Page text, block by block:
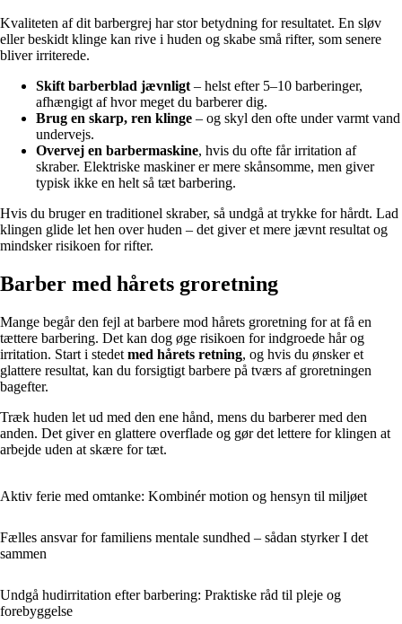
Kvaliteten af dit barbergrej har stor betydning for resultatet. En sløv
eller beskidt klinge kan rive i huden og skabe små rifter, som senere
bliver irriterede.
Skift barberblad jævnligt – helst efter 5–10 barberinger,
afhængigt af hvor meget du barberer dig.
Brug en skarp, ren klinge – og skyl den ofte under varmt vand
undervejs.
Overvej en barbermaskine, hvis du ofte får irritation af
skraber. Elektriske maskiner er mere skånsomme, men giver
typisk ikke en helt så tæt barbering.
Hvis du bruger en traditionel skraber, så undgå at trykke for hårdt. Lad
klingen glide let hen over huden – det giver et mere jævnt resultat og
mindsker risikoen for rifter.
Barber med hårets groretning
Mange begår den fejl at barbere mod hårets groretning for at få en
tættere barbering. Det kan dog øge risikoen for indgroede hår og
irritation. Start i stedet med hårets retning, og hvis du ønsker et
glattere resultat, kan du forsigtigt barbere på tværs af groretningen
bagefter.
Træk huden let ud med den ene hånd, mens du barberer med den
anden. Det giver en glattere overflade og gør det lettere for klingen at
arbejde uden at skære for tæt.
Aktiv ferie med omtanke: Kombinér motion og hensyn til miljøet
Fælles ansvar for familiens mentale sundhed – sådan styrker I det
sammen
Undgå hudirritation efter barbering: Praktiske råd til pleje og
forebyggelse